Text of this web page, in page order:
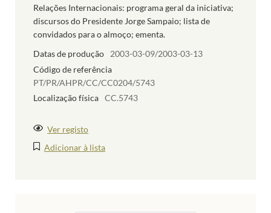
Relações Internacionais: programa geral da iniciativa;
discursos do Presidente Jorge Sampaio; lista de
convidados para o almoço; ementa.
Datas de produção
2003-03-09/2003-03-13
Código de referência
PT/PR/AHPR/CC/CC0204/5743
Localização física CC.5743
Ver registo
Adicionar à lista